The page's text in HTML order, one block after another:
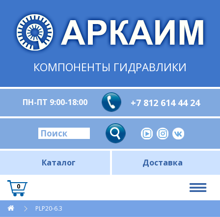
КОМПОНЕНТЫ ГИДРАВЛИКИ
ПН-ПТ 9:00-18:00 +7 812 614 44 24
Каталог Доставка
0
PLP20-6.3